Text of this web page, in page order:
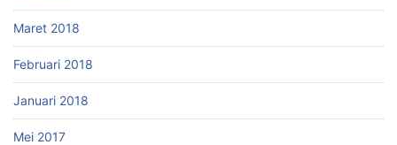
Maret 2018
Februari 2018
Januari 2018
Mei 2017